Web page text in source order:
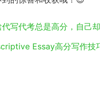
代写代考总是高分，自己
Essay高分写作技